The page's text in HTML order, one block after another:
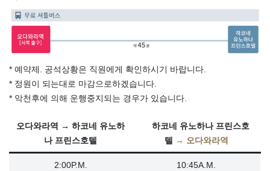
* 예약제. 공석상황은 직원에게 확인하시기 바랍니다.
* 정원이 되는대로 마감으로하겠습니다.
* 악천후에 의해 운행중지되는 경우가 있습니다.
오다와라역 → 하코네 유노하
나 프린스호텔
하코네 유노하나 프린스호
텔 → 오다와라역
2:00P.M. 10:45A.M.